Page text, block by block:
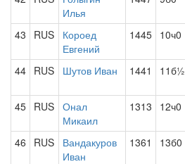
Илья
43 RUS
Короед
Евгений
1445 10ч0
44 RUS Шутов Иван 1441 11б½
45 RUS Онал
Микаил
1313 12ч0
46 RUS
Вандакуров
Иван
1361 13б0